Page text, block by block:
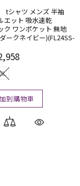
tシャツ メンズ 半袖
エット 吸水速乾
ク ワンポケット 無地
ークネイビー)(FL24SS-
到購物車